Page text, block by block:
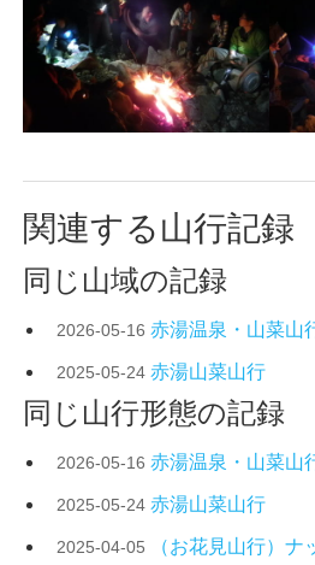
関連する山行記録
同じ山域の記録
2026-05-16 赤湯温泉・山菜山
2025-05-24 赤湯山菜山行
同じ山行形態の記録
2026-05-16 赤湯温泉・山菜山
2025-05-24 赤湯山菜山行
2025-04-05 （お花見山行）ナ